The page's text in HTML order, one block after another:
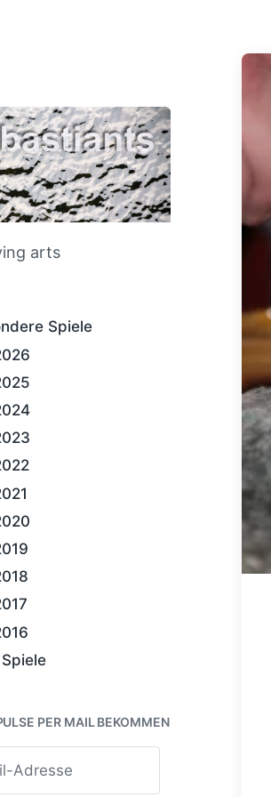
arts
Spiele
PER MAIL BEKOMMEN